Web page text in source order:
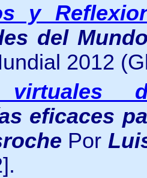
y
del
2012
de
eficaces
Por